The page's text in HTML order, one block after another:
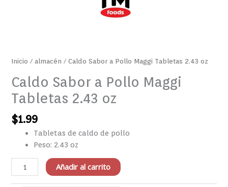
Inicio /almacén / Caldo Sabor a Pollo Maggi Tabletas 2.43 oz
Caldo Sabor a Pollo Maggi
Tabletas 2.43 oz
$1.99
Tabletas de caldo de pollo
Peso: 2.43 oz
Añadir al carrito